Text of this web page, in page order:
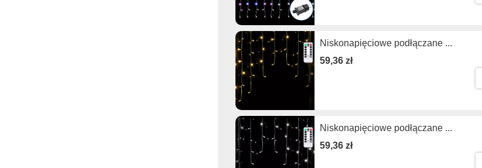
Niskonapięciowe podłączane ...
59,36 zł
Niskonapięciowe podłączane ...
59,36 zł